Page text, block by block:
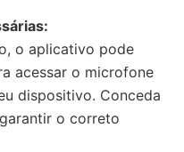
o aplicativo pode
acessar o microfone
dispositivo. Conceda
o correto